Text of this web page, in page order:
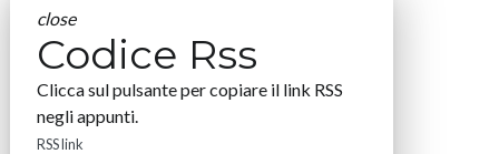
close
Codice Rss
Clicca sul pulsante per copiare il link RSS
negli appunti.
RSS link